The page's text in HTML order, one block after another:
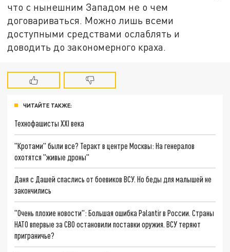
что с нынешним Западом не о чем
договариваться. Можно лишь всеми
доступными средствами ослаблять и
доводить до закономерного краха.
ЧИТАЙТЕ ТАКЖЕ:
Технофашисты XXI века
"Кротами" были все? Теракт в центре Москвы: На генералов
охотятся "живые дроны"
Даня с Дашей спаслись от боевиков ВСУ. Но беды для малышей не
закончились
"Очень плохие новости": Большая ошибка Palantir в России. Страны
НАТО впервые за СВО остановили поставки оружия. ВСУ теряют
приграничье?